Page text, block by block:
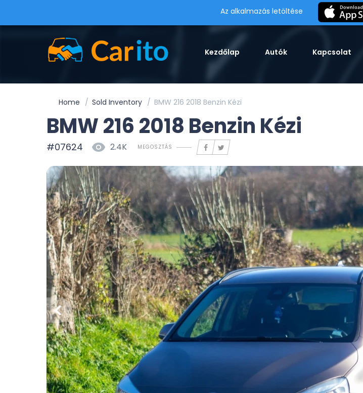
Az alkalmazás letöltése
Kezdőlap Autók Kapcsolat
Home Sold Inventory BMW 216 2018 Benzin Kézi
BMW 216 2018 Benzin Kézi
#07624 2.4K MEGOSZTÁS